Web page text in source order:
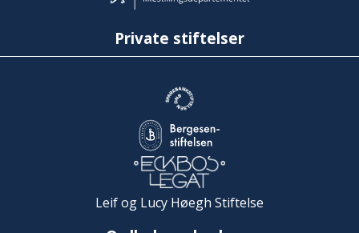
Private stiftelser
Leif og Lucy Høegh Stiftelse